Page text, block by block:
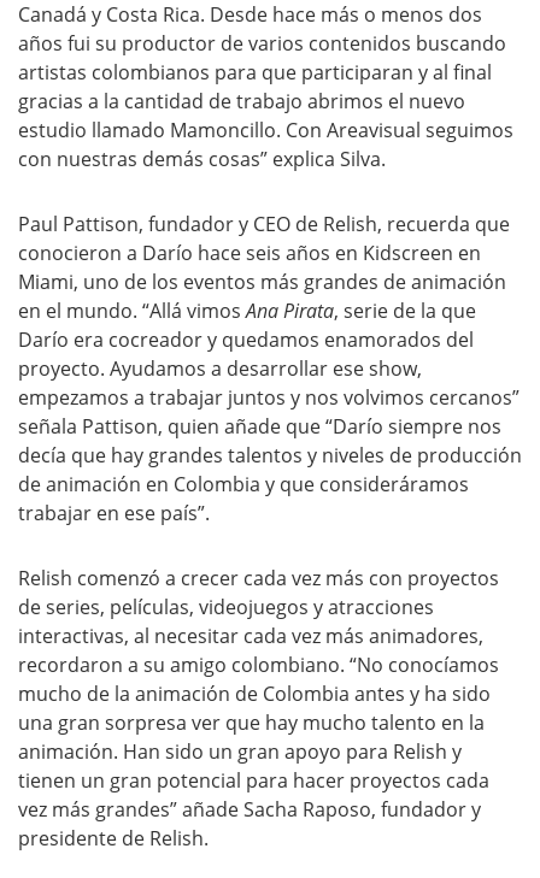
Canadá y Costa Rica. Desde hace más o menos dos
años fui su productor de varios contenidos buscando
artistas colombianos para que participaran y al final
gracias a la cantidad de trabajo abrimos el nuevo
estudio llamado Mamoncillo. Con Areavisual seguimos
con nuestras demás cosas” explica Silva.
Paul Pattison, fundador y CEO de Relish, recuerda que
conocieron a Darío hace seis años en Kidscreen en
Miami, uno de los eventos más grandes de animación
en el mundo. “Allá vimosAna Pirata, serie de la que
Darío era cocreador y quedamos enamorados del
proyecto. Ayudamos a desarrollar ese show,
empezamos a trabajar juntos y nos volvimos cercanos”
señala Pattison, quien añade que “Darío siempre nos
decía que hay grandes talentos y niveles de producción
de animación en Colombia y que consideráramos
trabajar en ese país”.
Relish comenzó a crecer cada vez más con proyectos
de series, películas, videojuegos y atracciones
interactivas, al necesitar cada vez más animadores,
recordaron a su amigo colombiano. “No conocíamos
mucho de la animación de Colombia antes y ha sido
una gran sorpresa ver que hay mucho talento en la
animación. Han sido un gran apoyo para Relish y
tienen un gran potencial para hacer proyectos cada
vez más grandes” añade Sacha Raposo, fundador y
presidente de Relish.